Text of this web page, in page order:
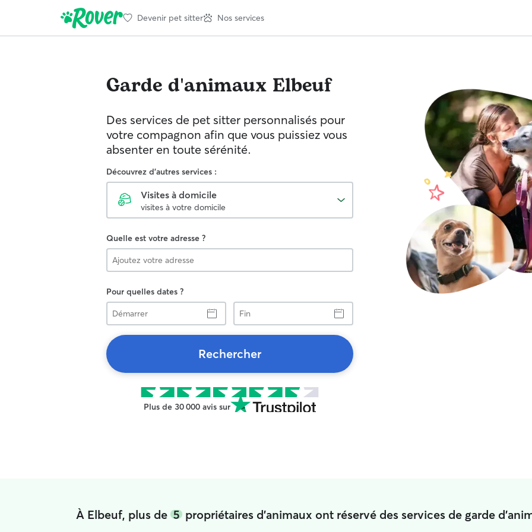
Devenir pet sitter Nos services
Garde d'animaux Elbeuf
Des services de pet sitter personnalisés pour
votre compagnon afin que vous puissiez vous
absenter en toute sérénité.
Découvrez d'autres services :
Visites à domicile
visites à votre domicile
Quelle est votre adresse ?
Pour quelles dates ?
Démarrer
Fin
Rechercher
Plus de 30 000 avis sur
À Elbeuf, plus de5 propriétaires d'animaux ont réservé des services de garde